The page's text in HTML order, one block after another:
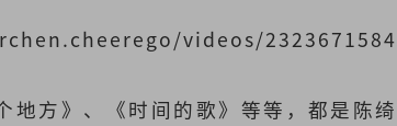
videos/
地方》、《时间的歌》等等，都是陈